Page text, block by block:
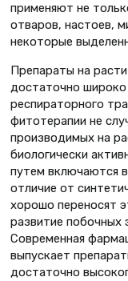
применяют не
отваров, настоев,
некоторые
Препараты на
достаточно широко
респираторного
фитотерапии не
производимых на
биологически
путем включаются
отличие от
хорошо переносят
развитие побочных
Современная
выпускает
достаточно